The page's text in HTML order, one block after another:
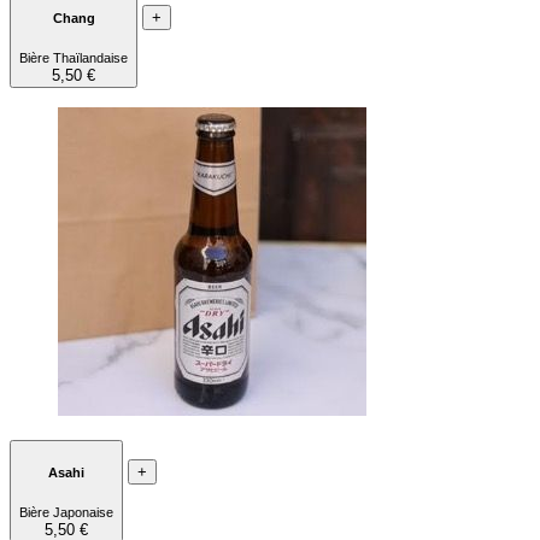
Chang
Bière Thaïlandaise
5,50 €
+
Asahi
Bière Japonaise
5,50 €
+